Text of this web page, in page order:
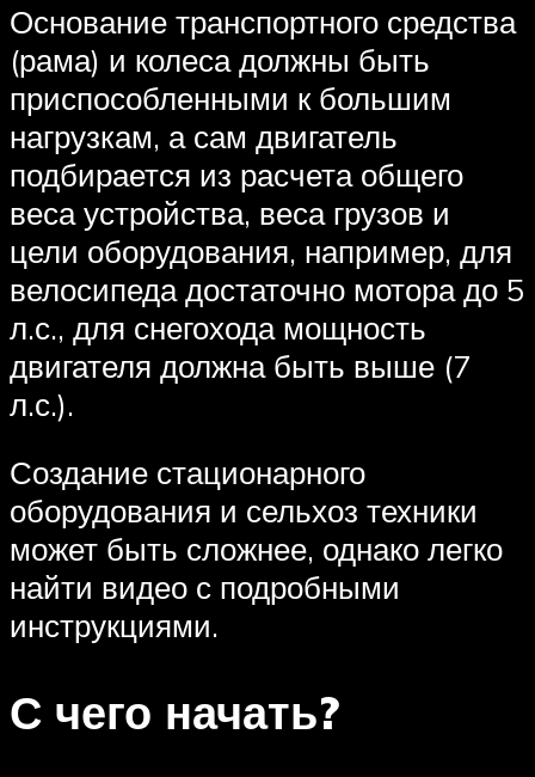
Основание транспортного средства
(рама) и колеса должны быть
приспособленными к большим
нагрузкам, а сам двигатель
подбирается из расчета общего
веса устройства, веса грузов и
цели оборудования, например, для
велосипеда достаточно мотора до 5
л.с., для снегохода мощность
двигателя должна быть выше (7
л.с.).
Создание стационарного
оборудования и сельхоз техники
может быть сложнее, однако легко
найти видео с подробными
инструкциями.
С чего начать?